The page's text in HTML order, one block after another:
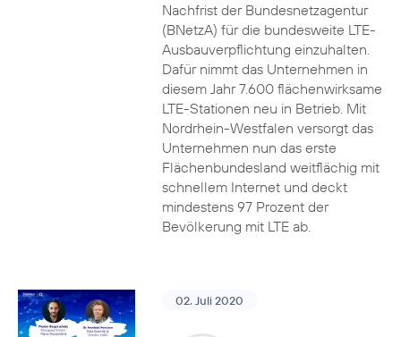
Nachfrist der Bundesnetzagentur
(BNetzA) für die bundesweite LTE-
Ausbauverpflichtung einzuhalten.
Dafür nimmt das Unternehmen in
diesem Jahr 7.600 flächenwirksame
LTE-Stationen neu in Betrieb. Mit
Nordrhein-Westfalen versorgt das
Unternehmen nun das erste
Flächenbundesland weitflächig mit
schnellem Internet und deckt
mindestens 97 Prozent der
Bevölkerung mit LTE ab.
02. Juli 2020